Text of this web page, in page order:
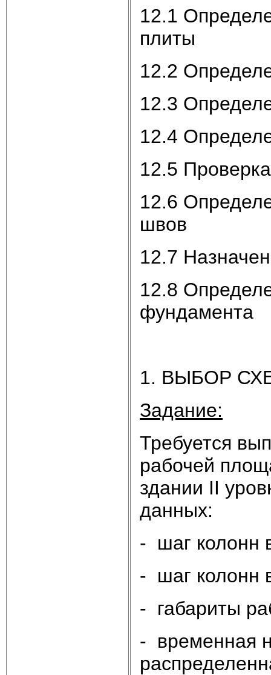
12.1
плиты
12.2
12.3
12.4
12.5
12.6
швов
12.7
12.8
фундамента
1. ВЫБОР
Задание:
Требуется
рабочей
здании II
данных:
- шаг колонн
- шаг колонн
- габариты
- временная